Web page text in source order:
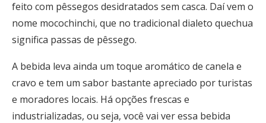
feito com pêssegos desidratados sem casca. Daí vem o
nome mocochinchi, que no tradicional dialeto quechua
significa passas de pêssego.
A bebida leva ainda um toque aromático de canela e
cravo e tem um sabor bastante apreciado por turistas
e moradores locais. Há opções frescas e
industrializadas, ou seja, você vai ver essa bebida